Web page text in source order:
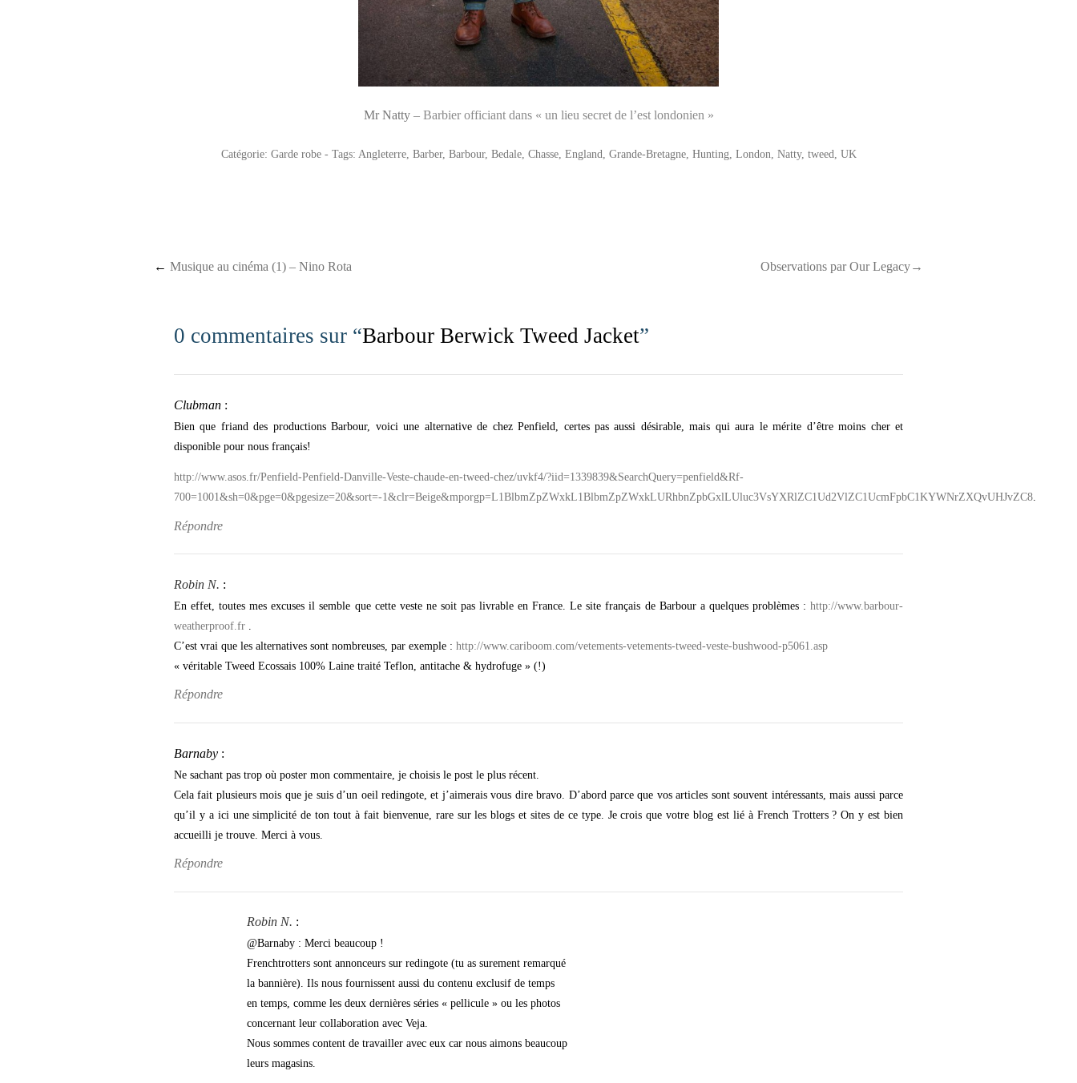
Mr Natty– Barbier officiant dans « un lieu secret de l’est londonien »
Catégorie: Garde robe- Tags: Angleterre, Barber, Barbour, Bedale, Chasse, England Grande-Bretagne, Hunting, London Natty, tweed UK
Post navigation
← Musique au cinéma (1) – Nino Rota Observations par Our Legacy→
0 commentaires sur “Barbour Berwick Tweed Jacket”
Clubman :
Bien que friand des productions Barbour, voici une alternative de chez Penfield, certes pas aussi désirable, mais qui aura le mérite d’être moins cher et
disponible pour nous français!
http://www.asos.fr/Penfield-Penfield-Danville-Veste-chaude-en-tweed-chez/uvkf4/?iid=1339839&SearchQuery=penfield&Rf-
700=1001&sh=0&pge=0&pgesize=20&sort=-1&clr=Beige&mporgp=L1BlbmZpZWxkL1BlbmZpZWxkLURhbnZpbGxlLUluc3VsYXRlZC1Ud2VlZC1UcmFpbC1KYWNrZXQvUHJvZC8.
Répondre
Robin N. :
En effet, toutes mes excuses il semble que cette veste ne soit pas livrable en France. Le site français de Barbour a quelques problèmes : http://www.barbour-
weatherproof.fr
C’est vrai que les alternatives sont nombreuses, par exemple : http://www.cariboom.com/vetements-vetements-tweed-veste-bushwood-p5061.asp
« véritable Tweed Ecossais 100% Laine traité Teflon, antitache & hydrofuge » (!)
Répondre
Barnaby :
Ne sachant pas trop où poster mon commentaire, je choisis le post le plus récent.
Cela fait plusieurs mois que je suis d’un oeil redingote, et j’aimerais vous dire bravo. D’abord parce que vos articles sont souvent intéressants, mais aussi parce
qu’il y a ici une simplicité de ton tout à fait bienvenue, rare sur les blogs et sites de ce type. Je crois que votre blog est lié à French Trotters ? On y est bien
accueilli je trouve. Merci à vous.
Répondre
Robin N. :
@Barnaby : Merci beaucoup !
Frenchtrotters sont annonceurs sur redingote (tu as surement remarqué
la bannière). Ils nous fournissent aussi du contenu exclusif de temps
en temps, comme les deux dernières séries « pellicule » ou les photos
concernant leur collaboration avec Veja.
Nous sommes content de travailler avec eux car nous aimons beaucoup
leurs magasins.